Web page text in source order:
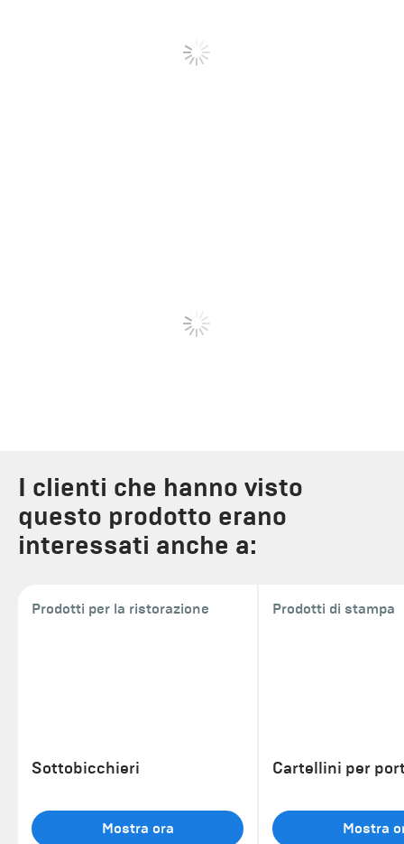
I clienti che hanno visto
questo prodotto erano
interessati anche a:
Prodotti per la ristorazione
Sottobicchieri
Mostra ora
Prodotti di stampa
Cartellini per
Mostra